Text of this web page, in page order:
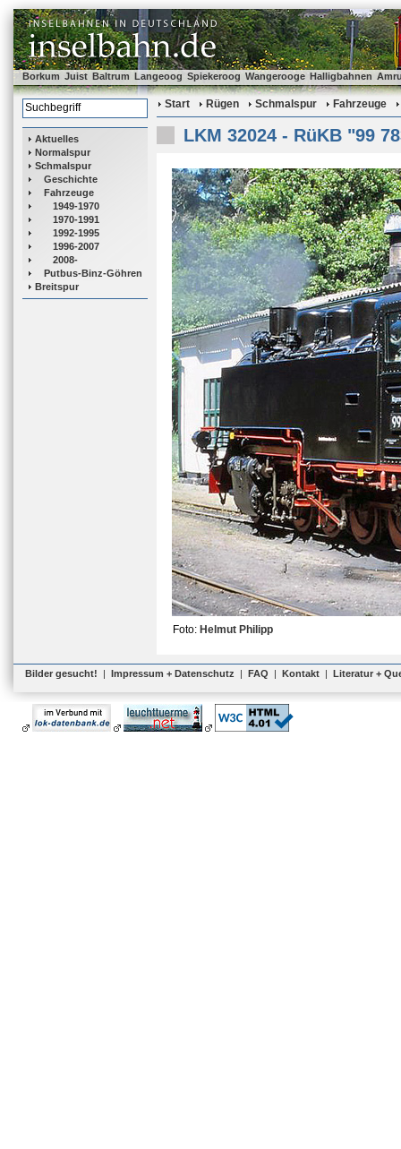
Borkum Juist Baltrum Langeoog Spiekeroog Wangerooge Halligbahnen
Aktuelles
Normalspur
Schmalspur
Geschichte
Fahrzeuge
1949-1970
1970-1991
1992-1995
1996-2007
2008-
Putbus-Binz-Göhren
Breitspur
Start Rügen Schmalspur Fahrzeuge
LKM 32024 - RüKB "99
Foto: Helmut Philipp
Bilder gesucht! | Impressum + Datenschutz | FAQ | Kontakt | Literatur +